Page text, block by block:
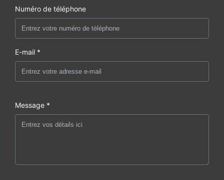
Numéro de téléphone
E-mail *
Message *